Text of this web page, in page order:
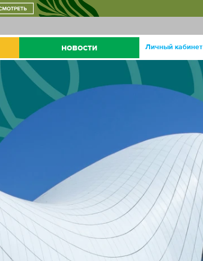
новости Личный кабинет